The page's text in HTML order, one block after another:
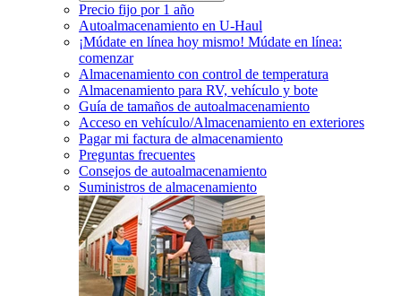
Precio fijo por 1 año
Autoalmacenamiento en U-Haul
¡Múdate en línea hoy mismo! Múdate en línea:
comenzar
Almacenamiento con control de temperatura
Almacenamiento para RV, vehículo y bote
Guía de tamaños de autoalmacenamiento
Acceso en vehículo/Almacenamiento en exteriores
Pagar mi factura de almacenamiento
Preguntas frecuentes
Consejos de autoalmacenamiento
Suministros de almacenamiento